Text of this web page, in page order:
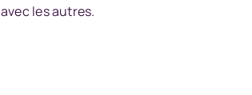
les autres.